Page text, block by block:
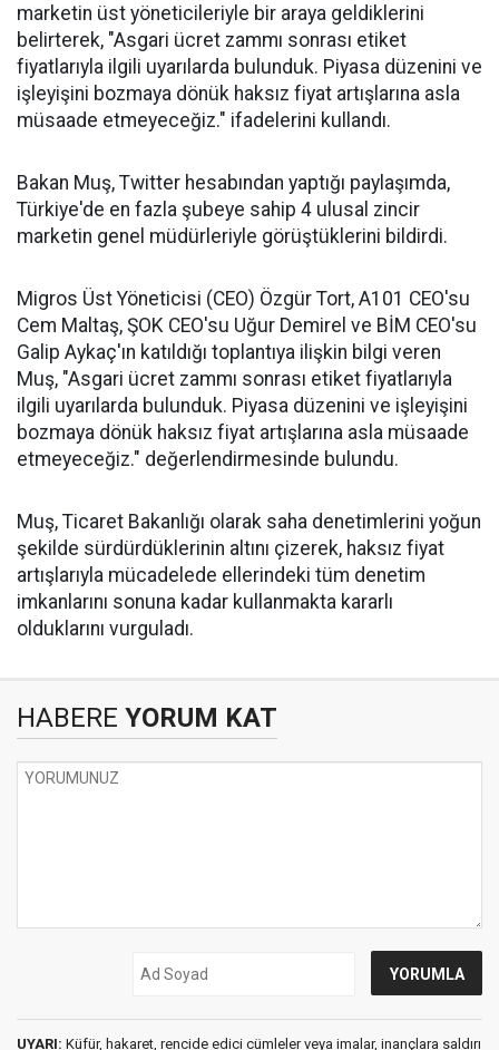
marketin üst yöneticileriyle bir araya geldiklerini
belirterek, "Asgari ücret zammı sonrası etiket
fiyatlarıyla ilgili uyarılarda bulunduk. Piyasa düzenini ve
işleyişini bozmaya dönük haksız fiyat artışlarına asla
müsaade etmeyeceğiz." ifadelerini kullandı.
Bakan Muş, Twitter hesabından yaptığı paylaşımda,
Türkiye'de en fazla şubeye sahip 4 ulusal zincir
marketin genel müdürleriyle görüştüklerini bildirdi.
Migros Üst Yöneticisi (CEO) Özgür Tort, A101 CEO'su
Cem Maltaş, ŞOK CEO'su Uğur Demirel ve BİM CEO'su
Galip Aykaç'ın katıldığı toplantıya ilişkin bilgi veren
Muş, "Asgari ücret zammı sonrası etiket fiyatlarıyla
ilgili uyarılarda bulunduk. Piyasa düzenini ve işleyişini
bozmaya dönük haksız fiyat artışlarına asla müsaade
etmeyeceğiz." değerlendirmesinde bulundu.
Muş, Ticaret Bakanlığı olarak saha denetimlerini yoğun
şekilde sürdürdüklerinin altını çizerek, haksız fiyat
artışlarıyla mücadelede ellerindeki tüm denetim
imkanlarını sonuna kadar kullanmakta kararlı
olduklarını vurguladı.
HABERE YORUM KAT
UYARI: Küfür, hakaret, rencide edici cümleler veya imalar, inançlara saldırı